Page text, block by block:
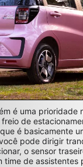
é uma prioridade
de
é basicamente
pode dirigir
o sensor
time de assistentes